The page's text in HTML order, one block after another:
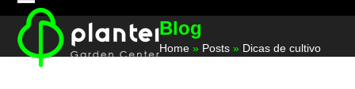
content
Open
mobile
menu
Close
mobile
menu
Blog
Home » Posts » Dicas de cultivo